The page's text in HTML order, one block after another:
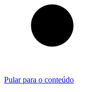
Pular para o conteúdo